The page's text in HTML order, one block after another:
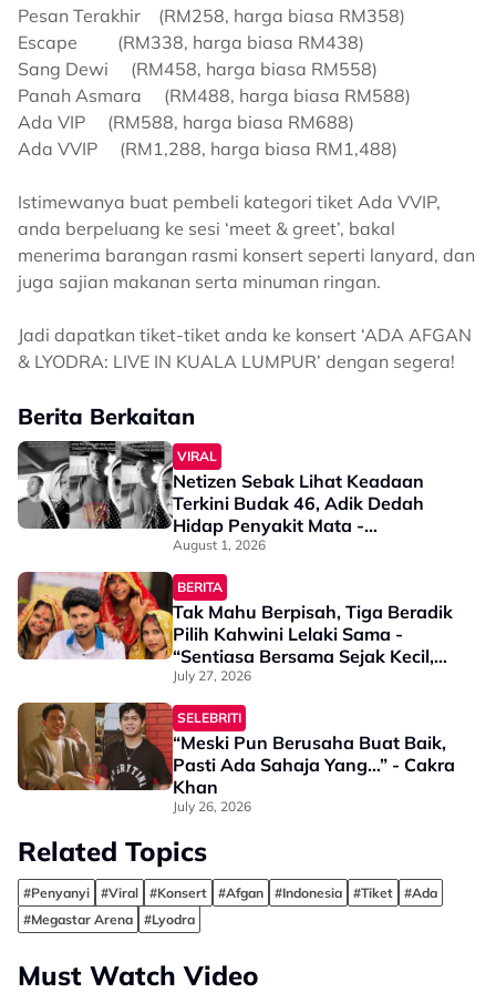
Pesan Terakhir (RM258, harga biasa RM358)
Escape (RM338, harga biasa RM438)
Sang Dewi (RM458, harga biasa RM558)
Panah Asmara (RM488, harga biasa RM588)
Ada VIP (RM588, harga biasa RM688)
Ada VVIP (RM1,288, harga biasa RM1,488)
Istimewanya buat pembeli kategori tiket Ada VVIP,
anda berpeluang ke sesi ‘meet & greet’, bakal
menerima barangan rasmi konsert seperti lanyard, dan
juga sajian makanan serta minuman ringan.
Jadi dapatkan tiket-tiket anda ke konsert ‘ADA AFGAN
& LYODRA: LIVE IN KUALA LUMPUR’ dengan segera!
Berita Berkaitan
VIRAL
Netizen Sebak Lihat Keadaan
Terkini Budak 46, Adik Dedah
Hidap Penyakit Mata -
“Penglihatan Dia Memang Slowly
Makin Tak Nampak…”
August 1, 2026
BERITA
Tak Mahu Berpisah, Tiga Beradik
Pilih Kahwini Lelaki Sama -
“Sentiasa Bersama Sejak Kecil,
Tak Dapat Bayangkan Hidup
Berjauhan”
July 27, 2026
SELEBRITI
“Meski Pun Berusaha Buat Baik,
Pasti Ada Sahaja Yang…” - Cakra
Khan
July 26, 2026
Related Topics
#Penyanyi #Viral #Konsert #Afgan #Indonesia #Tiket
#Ada
#Megastar Arena
#Lyodra
Must Watch Video